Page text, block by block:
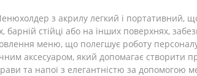
з акрилу легкий і портативний,
стійці або на інших поверхнях,
меню, що полегшує роботу
аксесуаром, який допомагає створити
та напої з елегантністю за допомогою